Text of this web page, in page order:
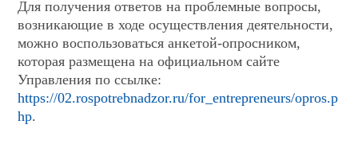
Для получения ответов на проблемные вопросы,
возникающие в ходе осуществления деятельности,
можно воспользоваться анкетой-опросником,
которая размещена на официальном сайте
Управления по ссылке:
https://02.rospotrebnadzor.ru/for_entrepreneurs/opros.p
hp.